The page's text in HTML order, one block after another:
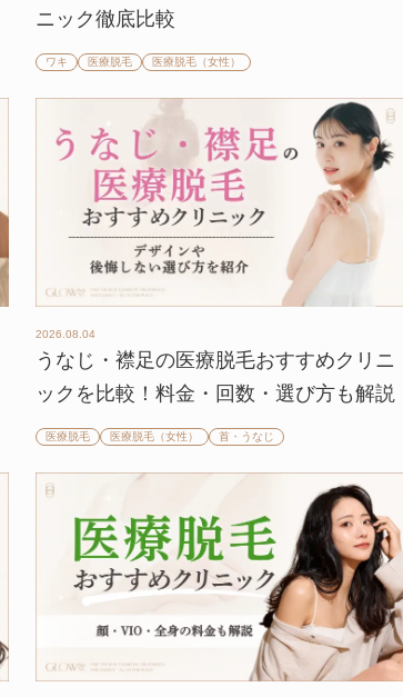
ニック徹底比較
ワキ 医療脱毛 医療脱毛（女性）
2026.08.04
うなじ・襟足の医療脱毛おすすめクリニ
ックを比較！料金・回数・選び方も解説
医療脱毛 医療脱毛（女性） 首・うなじ